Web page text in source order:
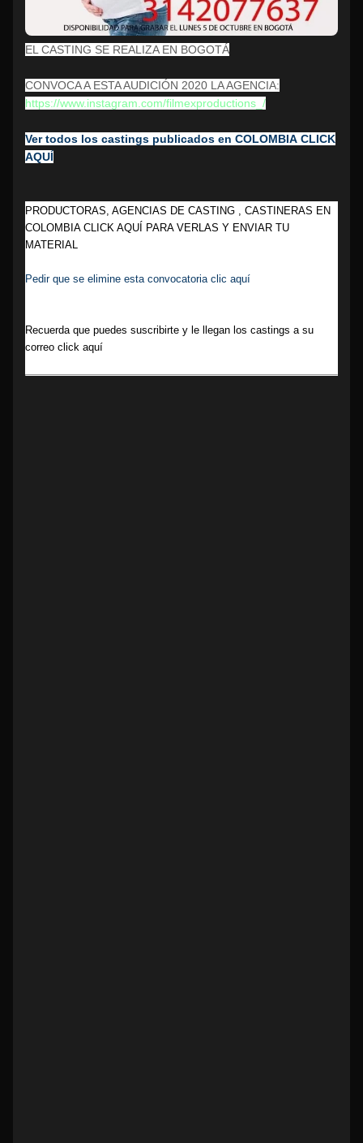
EL CASTING SE REALIZA EN BOGOTÁ
CONVOCA A ESTA AUDICIÓN 2020 LA AGENCIA:
https://www.instagram.com/filmexproductions_/
Ver todos los castings publicados en COLOMBIA CLICK
AQUÍ
PRODUCTORAS, AGENCIAS DE CASTING , CASTINERAS EN
COLOMBIA CLICK AQUÍ PARA VERLAS Y ENVIAR TU
MATERIAL
Pedir que se elimine esta convocatoria clic aquí
Recuerda que puedes suscribirte y le llegan los castings a su
correo click aquí